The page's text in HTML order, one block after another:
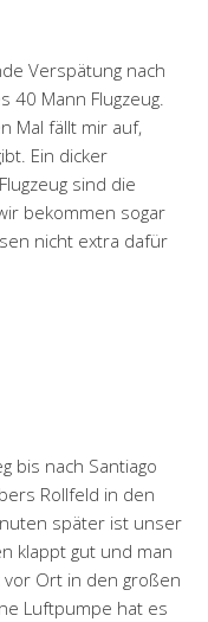
Verspätung nach
40 Mann Flugzeug.
Mal fällt mir auf,
Ein dicker
sind die
bekommen sogar
nicht extra dafür
bis nach Santiago
Rollfeld in den
später ist unser
klappt gut und man
Ort in den großen
Luftpumpe hat es